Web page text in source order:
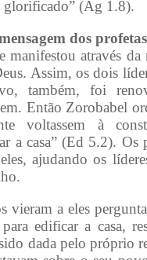
glorificado” (Ag 1.8).
dos
manifestou através da
Assim, os dois
também, foi
Então Zorobabel
voltassem à
a casa” (Ed 5.2). Os
ajudando os
vieram a eles
edificar a casa,
dada pelo próprio